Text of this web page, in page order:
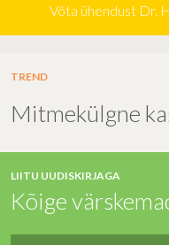
Võta ühendust Dr.
TREND
Mitmekülgne
LIITU UUDISKIRJAGA
Kõige